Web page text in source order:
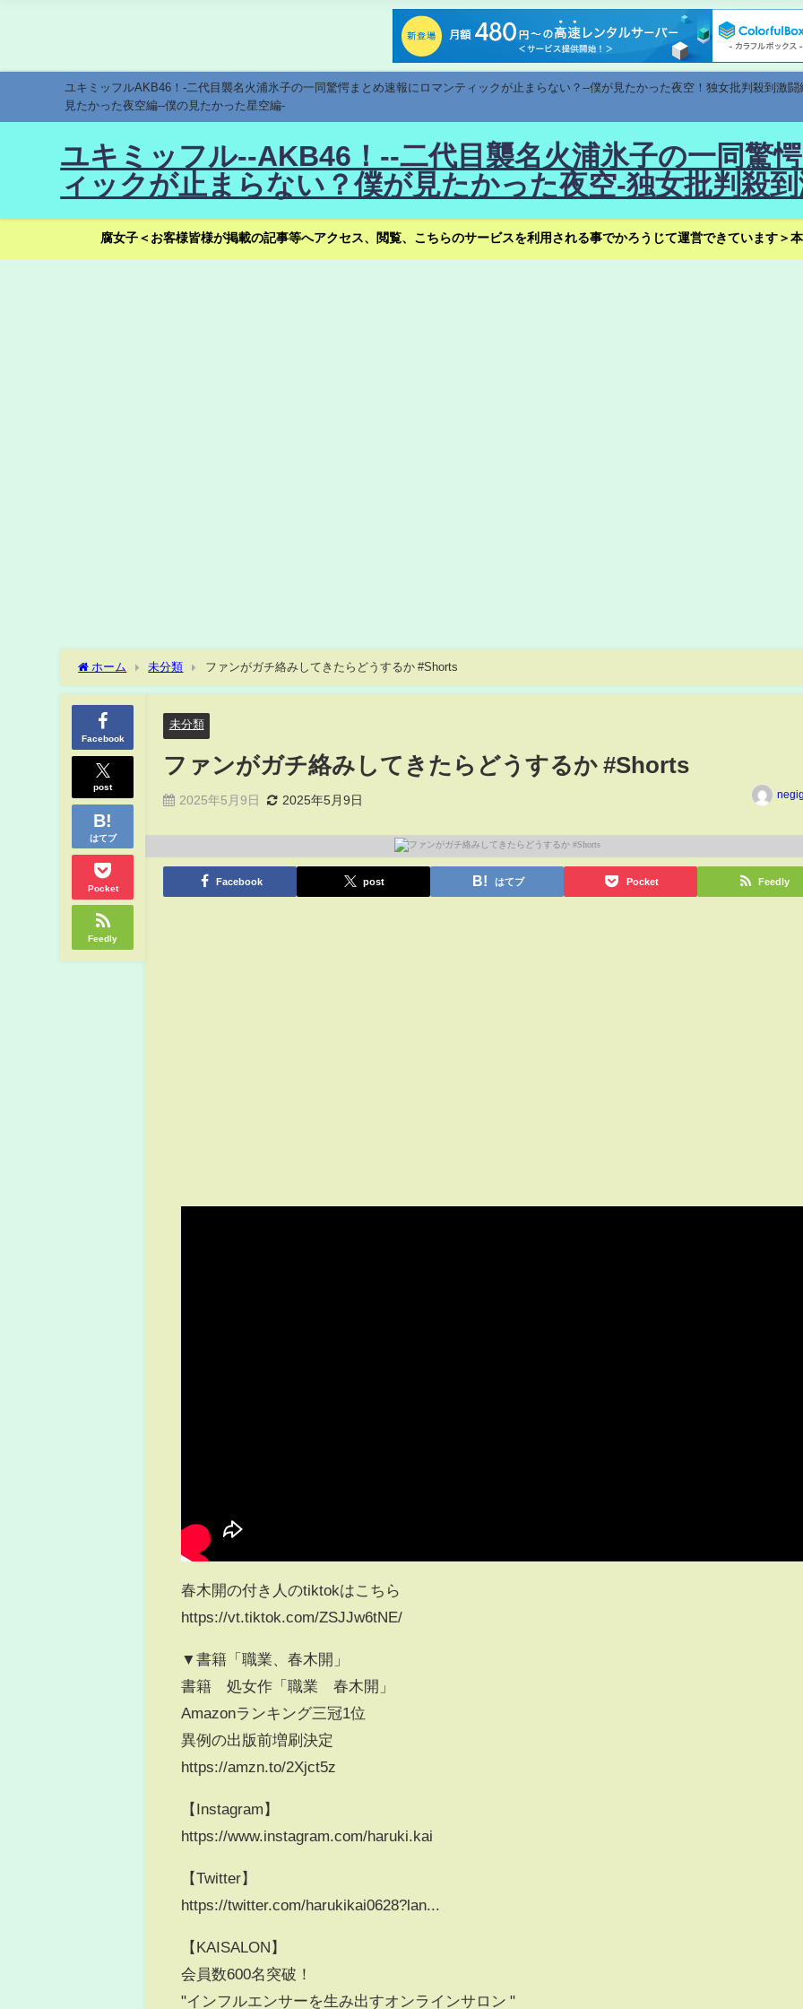
ユキミッフルAKB46！-二代目襲名火浦氷子の一同驚愕まとめ速報にロマンティックが止まらない？--僕が見たかった夜空！独女批判殺到激
見たかった夜空編--僕の見たかった星空編-
ユキミッフル--AKB46！--二代目襲名火浦氷子の一同驚
ィックが止まらない？僕が見たかった夜空-独女批判殺
腐女子＜お客様皆様が掲載の記事等へアクセス、閲覧、こちらのサービスを利用される事でかろうじて運営できています＞
ホーム 未分類 ファンがガチ絡みしてきたらどうするか #Shorts
Facebook
post
はてブ
Pocket
Feedly
未分類
ファンがガチ絡みしてきたらどうするか #Shorts
2025年5月9日 2025年5月9日
Facebook post はてブ Pocket Feedly
春木開の付き人のtiktokはこちら
https://vt.tiktok.com/ZSJJw6tNE/
▼書籍「職業、春木開」
書籍 処女作「職業 春木開」
Amazonランキング三冠1位
異例の出版前増刷決定
https://amzn.to/2Xjct5z​
【Instagram】
https://www.instagram.com/haruki.kai​
【Twitter】
https://twitter.com/harukikai0628?lan...​
【KAISALON】
会員数600名突破！
"インフルエンサーを生み出すオンラインサロン "